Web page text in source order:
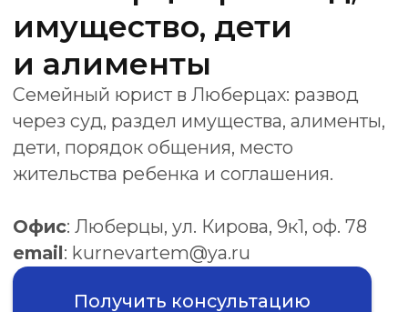
через суд, раздел имущества, алименты,
дети, порядок общения, место
жительства ребенка и соглашения.
Офис
: Люберцы, ул. Кирова, 9к1, оф. 78
email: kurnevartem@ya.ru
Получить консультацию